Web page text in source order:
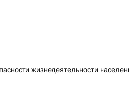
жизнедеятельности